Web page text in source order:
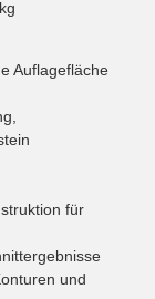
Auflagefläche
für
und